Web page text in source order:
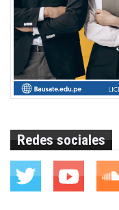
Redes sociales